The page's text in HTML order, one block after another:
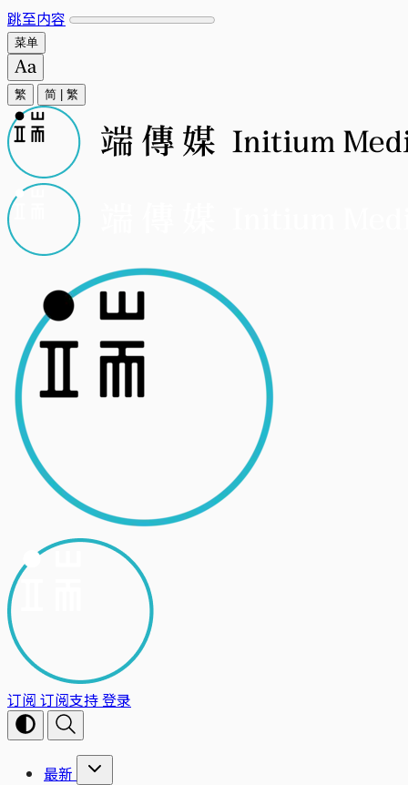
跳至内容
菜单
繁 简 繁
订阅 订阅支持登录
最新